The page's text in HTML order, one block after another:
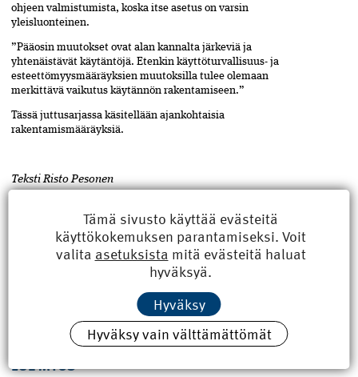
ohjeen valmistumista, koska itse asetus on varsin
yleisluonteinen.
”Pääosin muutokset ovat alan kannalta järkeviä ja
yhtenäistävät käytäntöjä. Etenkin käyttöturvallisuus- ja
esteettömyysmääräyksien muutoksilla tulee olemaan
merkittävä vaikutus käytännön rakentamiseen.”
Tässä juttusarjassa käsitellään ajankohtaisia
rakentamismääräyksiä.
Teksti Risto Pesonen
lainsäädäntö
rakentamismääräykset,
artikkeli
LUE MYÖS
Tämä sivusto käyttää evästeitä
käyttökokemuksen parantamiseksi. Voit
valita asetuksista mitä evästeitä haluat
hyväksyä.
Hyväksy
Hyväksy vain välttämättömät